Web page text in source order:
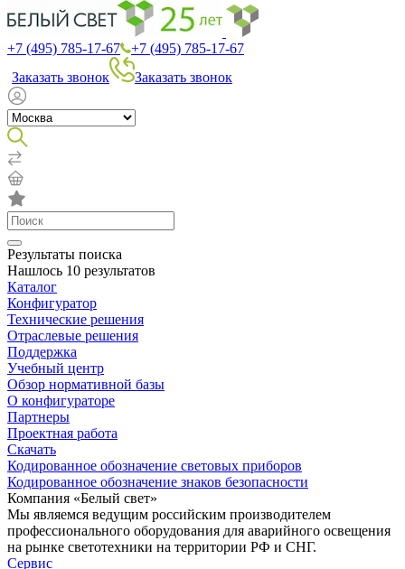
+7 (495) 785-17-67
+7 (495) 785-17-67
Заказать звонок
Заказать звонок
Результаты поиска
Нашлось 10 результатов
Каталог
Конфигуратор
Технические решения
Отраслевые решения
Поддержка
Учебный центр
Обзор нормативной базы
О конфигураторе
Партнеры
Проектная работа
Скачать
Кодированное обозначение световых приборов
Кодированное обозначение знаков безопасности
Компания «Белый свет»
Мы являемся ведущим российским производителем
профессионального оборудования для аварийного освещения
на рынке светотехники на территории РФ и СНГ.
Сервис